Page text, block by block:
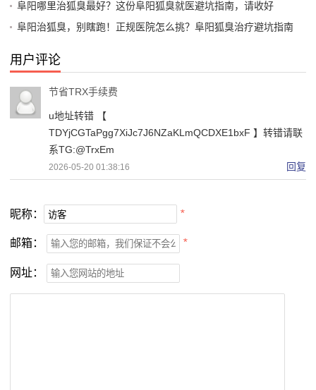
阜阳哪里治狐臭最好？这份阜阳狐臭就医避坑指南，请收好
阜阳治狐臭，别瞎跑！正规医院怎么挑？阜阳狐臭治疗避坑指南
用户评论
节省TRX手续费
u地址转错 【
TDYjCGTaPgg7XiJc7J6NZaKLmQCDXE1bxF 】转错请联
系TG:@TrxEm
2026-05-20 01:38:16 回复
昵称： *
邮箱： *
网址：